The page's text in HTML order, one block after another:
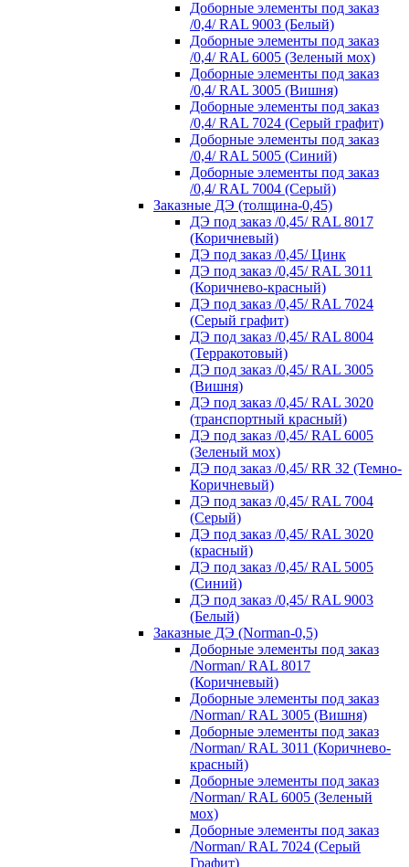
Доборные элементы под заказ
/0,4/ RAL 9003 (Белый)
Доборные элементы под заказ
/0,4/ RAL 6005 (Зеленый мох)
Доборные элементы под заказ
/0,4/ RAL 3005 (Вишня)
Доборные элементы под заказ
/0,4/ RAL 7024 (Серый графит)
Доборные элементы под заказ
/0,4/ RAL 5005 (Синий)
Доборные элементы под заказ
/0,4/ RAL 7004 (Серый)
Заказные ДЭ (толщина-0,45)
ДЭ под заказ /0,45/ RAL 8017
(Коричневый)
ДЭ под заказ /0,45/ Цинк
ДЭ под заказ /0,45/ RAL 3011
(Коричнево-красный)
ДЭ под заказ /0,45/ RAL 7024
(Серый графит)
ДЭ под заказ /0,45/ RAL 8004
(Терракотовый)
ДЭ под заказ /0,45/ RAL 3005
(Вишня)
ДЭ под заказ /0,45/ RAL 3020
(транспортный красный)
ДЭ под заказ /0,45/ RAL 6005
(Зеленый мох)
ДЭ под заказ /0,45/ RR 32 (Темно-
Коричневый)
ДЭ под заказ /0,45/ RAL 7004
(Серый)
ДЭ под заказ /0,45/ RAL 3020
(красный)
ДЭ под заказ /0,45/ RAL 5005
(Синий)
ДЭ под заказ /0,45/ RAL 9003
(Белый)
Заказные ДЭ (Norman-0,5)
Доборные элементы под заказ
/Norman/ RAL 8017
(Коричневый)
Доборные элементы под заказ
/Norman/ RAL 3005 (Вишня)
Доборные элементы под заказ
/Norman/ RAL 3011 (Коричнево-
красный)
Доборные элементы под заказ
/Norman/ RAL 6005 (Зеленый
мох)
Доборные элементы под заказ
/Norman/ RAL 7024 (Серый
Графит)